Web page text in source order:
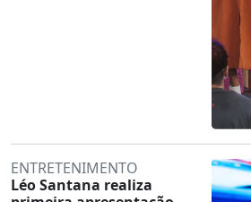
ENTRETENIMENTO
Léo Santana realiza